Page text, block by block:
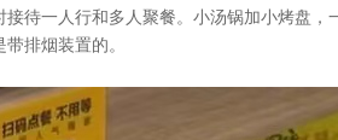
待一人行和多人聚餐。小汤锅加小烤盘，
排烟装置的。